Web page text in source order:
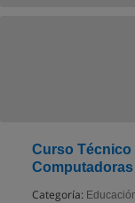
Curso Técnico
Categoría: